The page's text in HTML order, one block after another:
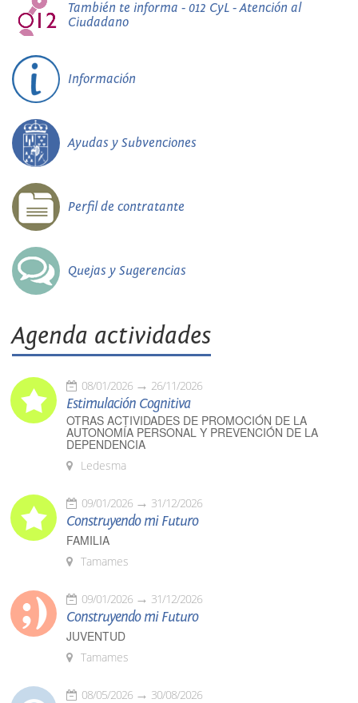
También te informa - 012 CyL - Atención al
Ciudadano
Información
Ayudas y Subvenciones
Perfil de contratante
Quejas y Sugerencias
Agenda actividades
08/01/2026 26/11/2026
Estimulación Cognitiva
OTRAS ACTIVIDADES DE PROMOCIÓN DE LA
AUTONOMÍA PERSONAL Y PREVENCIÓN DE LA
DEPENDENCIA
Ledesma
09/01/2026 31/12/2026
Construyendo mi Futuro
FAMILIA
Tamames
09/01/2026 31/12/2026
Construyendo mi Futuro
JUVENTUD
Tamames
08/05/2026 30/08/2026